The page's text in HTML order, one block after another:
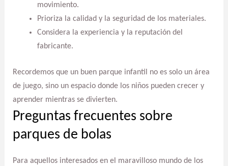
movimiento.
Prioriza la calidad y la seguridad de los materiales.
Considera la experiencia y la reputación del
fabricante.
Recordemos que un buen parque infantil no es solo un área
de juego, sino un espacio donde los niños pueden crecer y
aprender mientras se divierten.
Preguntas frecuentes sobre
parques de bolas
Para aquellos interesados en el maravilloso mundo de los